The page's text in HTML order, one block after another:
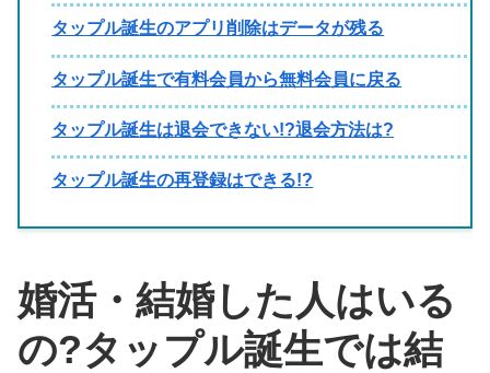
タップル誕生のアプリ削除はデータが残る
タップル誕生で有料会員から無料会員に戻る
タップル誕生は退会できない!?退会方法は?
タップル誕生の再登録はできる!?
婚活・結婚した人はいる
の?タップル誕生では結